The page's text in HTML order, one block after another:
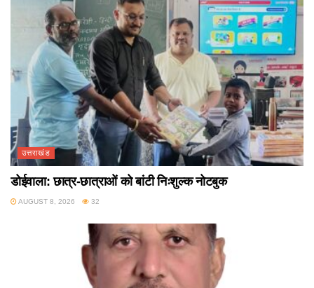
उत्तराखंड
डोईवाला: छात्र-छात्राओं को बांटी निःशुल्क नोटबुक
AUGUST 8, 2026 32